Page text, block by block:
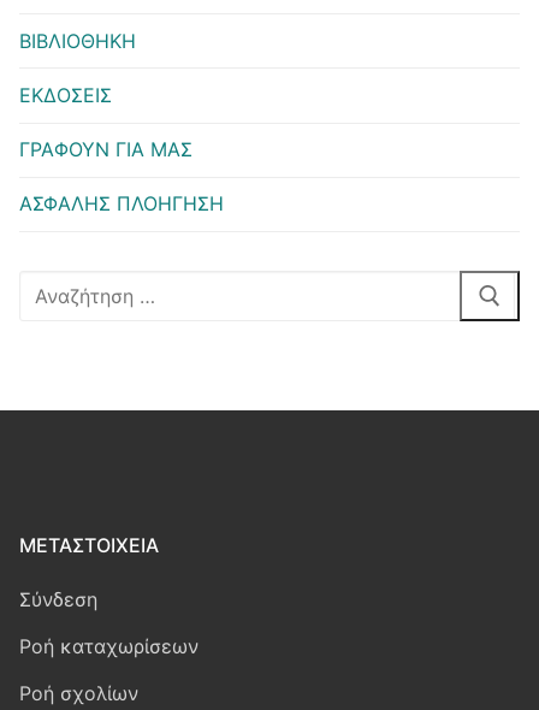
ΒΙΒΛΙΟΘΗΚΗ
ΕΚΔΟΣΕΙΣ
ΓΡΑΦΟΥΝ ΓΙΑ ΜΑΣ
ΑΣΦΑΛΗΣ ΠΛΟΗΓΗΣΗ
Αναζήτηση
ΜΕΤΑΣΤΟΙΧΕΊΑ
Σύνδεση
Ροή καταχωρίσεων
Ροή σχολίων